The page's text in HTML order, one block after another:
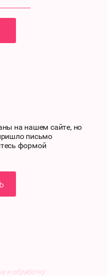
на нашем сайте, но
письмо
формой
и обработку